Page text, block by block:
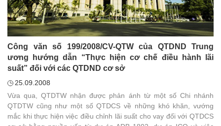
Công văn số 199/2008/CV-QTW của QTDND Trung
ương hướng dẫn “Thực hiện cơ chế điều hành lãi
suất” đối với các QTDND cơ sở
25.09.2008
Vừa qua, QTDTW nhận được phản ánh từ một số Chi nhánh
QTDTW cũng như một số QTDCS về những khó khăn, vướng
mắc khi thực hiện việc điều chỉnh lãi suất cho vay đối với QTDCS